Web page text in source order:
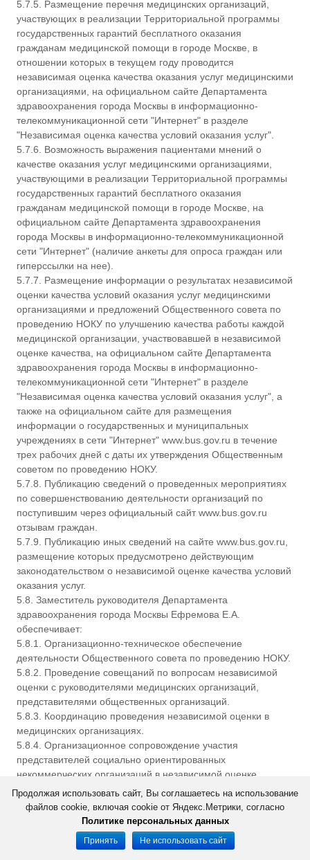
5.7.5. Размещение перечня медицинских организаций,
участвующих в реализации Территориальной программы
государственных гарантий бесплатного оказания
гражданам медицинской помощи в городе Москве, в
отношении которых в текущем году проводится
независимая оценка качества оказания услуг медицинскими
организациями, на официальном сайте Департамента
здравоохранения города Москвы в информационно-
телекоммуникационной сети "Интернет" в разделе
"Независимая оценка качества условий оказания услуг".
5.7.6. Возможность выражения пациентами мнений о
качестве оказания услуг медицинскими организациями,
участвующими в реализации Территориальной программы
государственных гарантий бесплатного оказания
гражданам медицинской помощи в городе Москве, на
официальном сайте Департамента здравоохранения
города Москвы в информационно-телекоммуникационной
сети "Интернет" (наличие анкеты для опроса граждан или
гиперссылки на нее).
5.7.7. Размещение информации о результатах независимой
оценки качества условий оказания услуг медицинскими
организациями и предложений Общественного совета по
проведению НОКУ по улучшению качества работы каждой
медицинской организации, участвовавшей в независимой
оценке качества, на официальном сайте Департамента
здравоохранения города Москвы в информационно-
телекоммуникационной сети "Интернет" в разделе
"Независимая оценка качества условий оказания услуг", а
также на официальном сайте для размещения
информации о государственных и муниципальных
учреждениях в сети "Интернет" www.bus.gov.ru в течение
трех рабочих дней с даты их утверждения Общественным
советом по проведению НОКУ.
5.7.8. Публикацию сведений о проведенных мероприятиях
по совершенствованию деятельности организаций по
поступившим через официальный сайт www.bus.gov.ru
отзывам граждан.
5.7.9. Публикацию иных сведений на сайте www.bus.gov.ru,
размещение которых предусмотрено действующим
законодательством о независимой оценке качества условий
оказания услуг.
5.8. Заместитель руководителя Департамента
здравоохранения города Москвы Ефремова Е.А.
обеспечивает:
5.8.1. Организационно-техническое обеспечение
деятельности Общественного совета по проведению НОКУ.
5.8.2. Проведение совещаний по вопросам независимой
оценки с руководителями медицинских организаций,
представителями общественных организаций.
5.8.3. Координацию проведения независимой оценки в
медицинских организациях.
5.8.4. Организационное сопровождение участия
представителей социально ориентированных
некоммерческих организаций в независимой оценке
качества оказания услуг медицинскими организациями.
5.8.5. Предоставление заместителю руководителя
Департамента здравоохранения города Москвы Тырову
И.А. информации о проводимой работе с Общественным
советом по проведению НОКУ, в том числе протоколов
Продолжая использовать сайт, Вы соглашаетесь на использование
файлов cookie, включая cookie от Яндекс.Метрики, согласно
Политике персональных данных
Принять Не использовать сайт